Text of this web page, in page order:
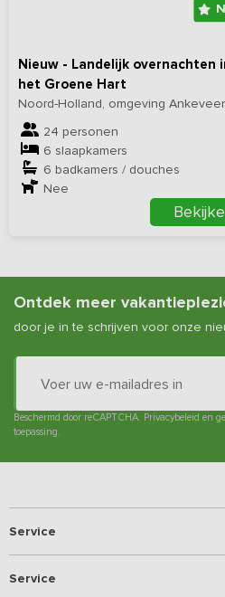
Nieuw - Landelijk overnachten
het Groene Hart
Noord-Holland, omgeving
24 personen
6 slaapkamers
6 badkamers / douches
Nee
Ontdek meer
door je in te schrijven voor onze
Beschermd door reCAPTCHA. Privacybeleid en
toepassing.
Service
Service